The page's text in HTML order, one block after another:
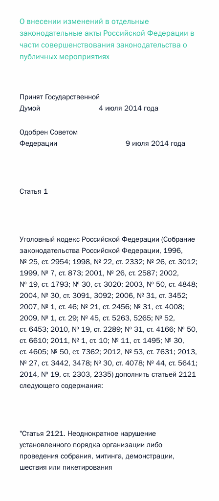
О внесении изменений в отдельные
законодательные акты Российской Федерации в
части совершенствования законодательства о
публичных мероприятиях
Принят Государственной
Думой 4 июля 2014 года
Одобрен Советом
Федерации 9 июля 2014 года
Статья 1
Уголовный кодекс Российской Федерации (Собрание
законодательства Российской Федерации, 1996,
№ 25, ст. 2954; 1998, № 22, ст. 2332; № 26, ст. 3012;
1999, № 7, ст. 873; 2001, № 26, ст. 2587; 2002,
№ 19, ст. 1793; № 30, ст. 3020; 2003, № 50, ст. 4848;
2004, № 30, ст. 3091, 3092; 2006, № 31, ст. 3452;
2007, № 1, ст. 46; № 21, ст. 2456; № 31, ст. 4008;
2009, № 1, ст. 29; № 45, ст. 5263, 5265; № 52,
ст. 6453; 2010, № 19, ст. 2289; № 31, ст. 4166; № 50,
ст. 6610; 2011, № 1, ст. 10; № 11, ст. 1495; № 30,
ст. 4605; № 50, ст. 7362; 2012, № 53, ст. 7631; 2013,
№ 27, ст. 3442, 3478; № 30, ст. 4078; № 44, ст. 5641;
2014, № 19, ст. 2303, 2335) дополнить статьей 2121
следующего содержания:
"Статья 2121. Неоднократное нарушение
установленного порядка организации либо
проведения собрания, митинга, демонстрации,
шествия или пикетирования